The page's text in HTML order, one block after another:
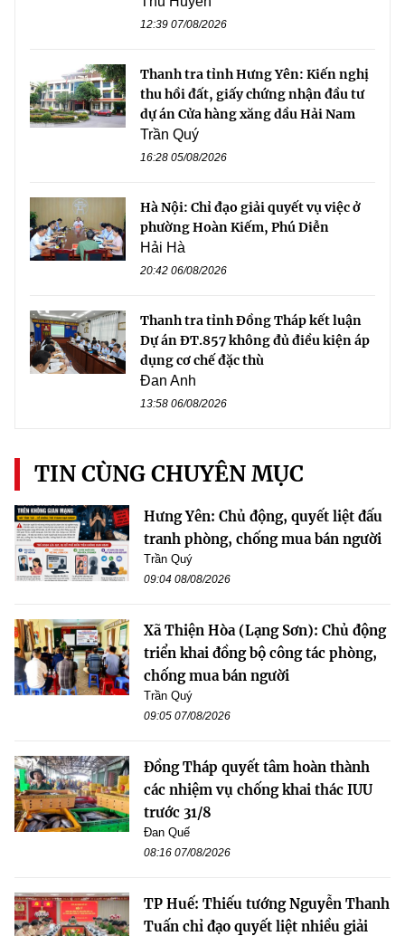
12:39 07/08/2026
Thanh tra tỉnh Hưng Yên: Kiến nghị
thu hồi đất, giấy chứng nhận đầu tư
dự án Cửa hàng xăng dầu Hải Nam
Trần Quý
16:28 05/08/2026
Hà Nội: Chỉ đạo giải quyết vụ việc ở
phường Hoàn Kiếm, Phú Diễn
Hải Hà
20:42 06/08/2026
Thanh tra tỉnh Đồng Tháp kết luận
Dự án ĐT.857 không đủ điều kiện áp
dụng cơ chế đặc thù
Đan Anh
13:58 06/08/2026
TIN CÙNG CHUYÊN MỤC
Hưng Yên: Chủ động, quyết liệt đấu
tranh phòng, chống mua bán người
Trần Quý
09:04 08/08/2026
Xã Thiện Hòa (Lạng Sơn): Chủ động
triển khai đồng bộ công tác phòng,
chống mua bán người
Trần Quý
09:05 07/08/2026
Đồng Tháp quyết tâm hoàn thành
các nhiệm vụ chống khai thác IUU
trước 31/8
Đan Quế
08:16 07/08/2026
TP Huế: Thiếu tướng Nguyễn Thanh
Tuấn chỉ đạo quyết liệt nhiều giải